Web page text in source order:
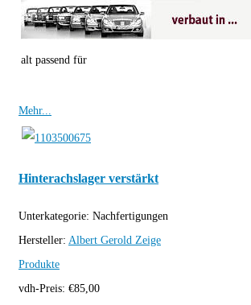
alt passend für
Mehr...
Hinterachslager verstärkt
Unterkategorie: Nachfertigungen
Hersteller: Albert Gerold Zeige
Produkte
vdh-Preis: €85,00